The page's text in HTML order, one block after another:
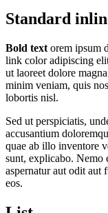
Standard
Bold text orem ipsum
link coloradipiscing
ut laoreet dolore
minim veniam, quis
lobortis nisl.
Sed ut perspiciatis,
accusantium
quae ab illo inventore
sunt, explicabo. Nemo
aspernatur aut odit aut
eos.